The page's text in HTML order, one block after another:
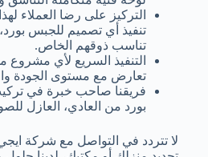
التركيز على رضا العملاء
تنفيذ أي تصميم للجبس
تناسب ذوقهم الخاص.
التنفيذ السريع لأي
تعارض مع مستوى الجودة
فريقنا صاحب خبرة في
بورد من العادي، العازل
لا تتردد في التواصل مع شركة